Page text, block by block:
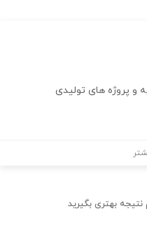
و پروژه های تولیدی
نتیجه بهتری بگیرید